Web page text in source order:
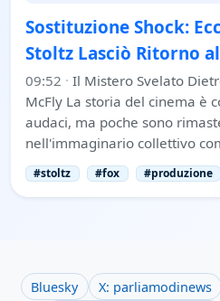
Sostituzione Shock:
Stoltz Lasciò Ritorno
09:52 · Il Mistero Svelato
McFly La storia del cinema è
audaci, ma poche sono
nell'immaginario collettivo
#stoltz #fox #produzione
Bluesky X: parliamodinews